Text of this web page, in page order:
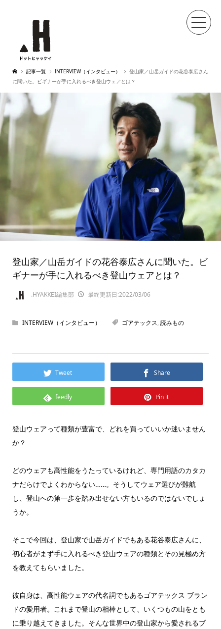
記事一覧 INTERVIEW（インタビュー）
登山家／山岳ガイドの花谷泰広さん
に聞いた。ビギナーが手に入れるべき登山ウェアとは？
登山家／山岳ガイドの花谷泰広さんに聞いた。ビ
ギナーが手に入れるべき登山ウェアとは？
.HYAKKEI編集部 最終更新日:2022/03/06
INTERVIEW（インタビュー） ゴアテックス, 読みもの
Tweet Share
feedly Pin it
登山ウェアって種類が豊富で、どれを買っていいか迷いません
か？
どのウェアも高性能をうたっているけれど、専門用語のカタカ
ナだらけでよくわからない……。そうしてウェア選びが難航
し、登山への第一歩を踏み出せない方もいるのではないでしょ
うか。
そこで今回は、登山家で山岳ガイドでもある花谷泰広さんに、
初心者がまず手に入れるべき登山ウェアの種類とその見極め方
を教えてもらいました。
彼自身は、高性能ウェアの代名詞でもあるゴアテックス ブラン
ドの愛用者。これまで登山の相棒として、いくつもの山をとも
に乗り越えてきました。そんな世界中の登山家から愛されるブ